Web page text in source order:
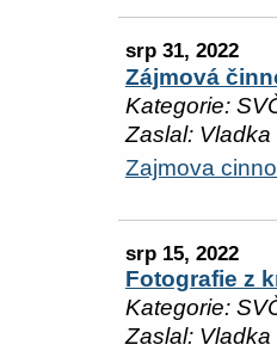
srp 31, 2022
Zájmová
Kategorie:
Zaslal: Vladka
Zajmova
srp 15, 2022
Fotografie z
Kategorie:
Zaslal: Vladka